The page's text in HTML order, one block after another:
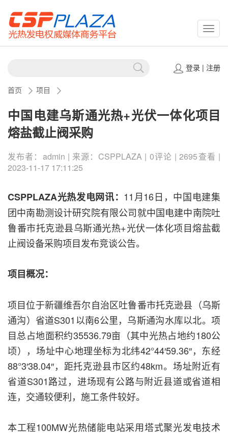
登录| 注册
首页 项目
中国电建乌斯通光热+光伏一体化项目
熔盐截止阀采购
发布者：admin | 来源：CSPPLAZA | 0评论 | 2695查看 |
2023-11-17 17:11:25
CSPPLAZA光热发电网讯： 11月16日，中国电建集
团中南勘测设计研究院有限公司就中国电建中南院吐
鲁番市托克逊县乌斯通光热+光伏一体化项目熔盐截
止阀设备采购项目发布竞谈公告。
项目概况：
项目位于新疆维吾尔自治区吐鲁番市托克逊县（乌斯
通沟）省道S301以南6公里，乌斯通沟水库以北。项
目总占地面积约35536.79亩（其中光热占地约180公
顷），场址中心地理坐标为北纬42°44′59.36″，东经
88°3′38.04″，距托克逊县市区约48km。场址附近有
省道S301路过，进场现有公路与附近县道或省道相
连，交通较便利，施工条件较好。
本工程100MW光热储能电站采用塔式聚光发电技术